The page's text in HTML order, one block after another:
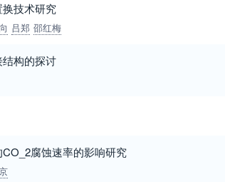
技术研究
吕郑 邵红梅
构的探讨
腐蚀速率的影响研究